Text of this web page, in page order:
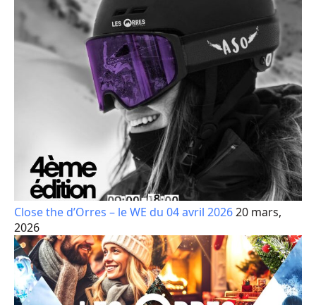
Close the d’Orres – le WE du 04 avril 202620 mars,
2026